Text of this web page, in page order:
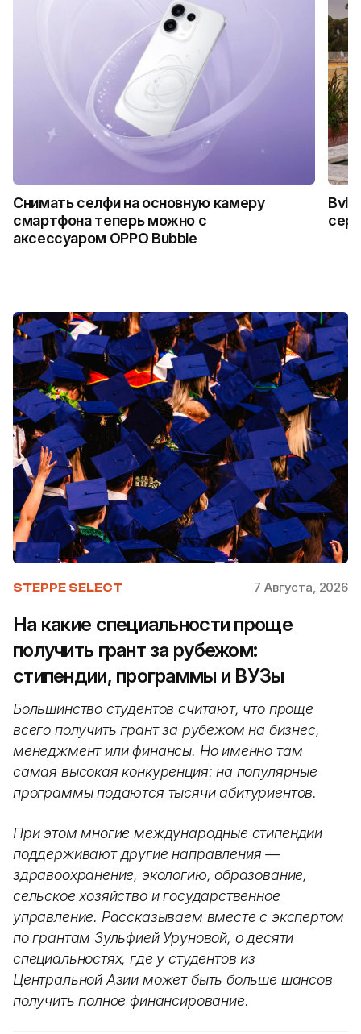
Снимать селфи на основную камеру
смартфона теперь можно с
аксессуаром OPPO Bubble
STEPPE SELECT 7 Августа, 2026
На какие специальности проще
получить грант за рубежом:
стипендии, программы и ВУЗы
Большинство студентов считают, что проще
всего получить грант за рубежом на бизнес,
менеджмент или финансы. Но именно там
самая высокая конкуренция: на популярные
программы подаются тысячи абитуриентов.
При этом многие международные стипендии
поддерживают другие направления —
здравоохранение, экологию, образование,
сельское хозяйство и государственное
управление. Рассказываем вместе с экспертом
по грантам Зульфией Уруновой, о десяти
специальностях, где у студентов из
Центральной Азии может быть больше шансов
получить полное финансирование.